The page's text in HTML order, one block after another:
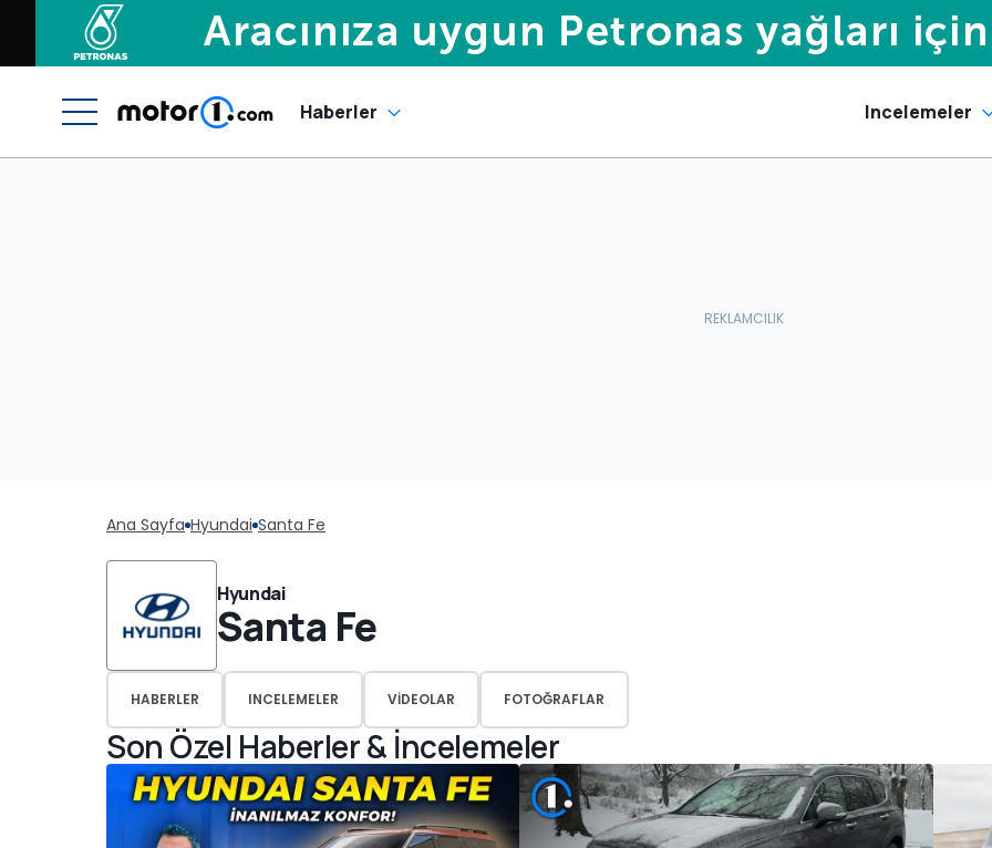
Haberler Incelemeler
Ana Sayfa Hyundai Santa Fe
Hyundai
Santa Fe
HABERLER INCELEMELER VIDEOLAR FOTOĞRAFLAR
Son Özel Haberler & İncelemeler